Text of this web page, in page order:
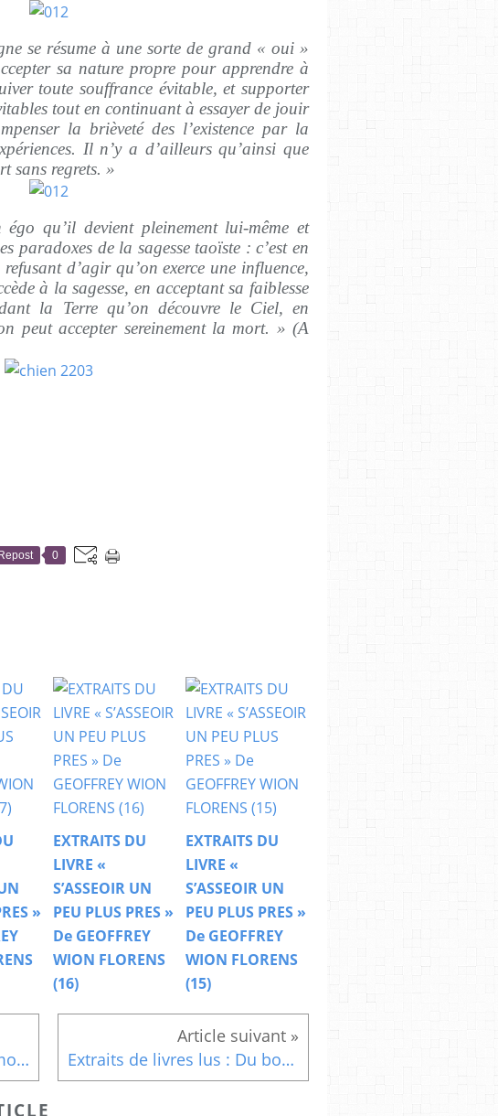
se résume à une sorte de grand « oui »
sa nature propre pour apprendre à
toute souffrance évitable, et supporter
tout en continuant à essayer de jouir
la brièveté des l’existence par la
Il n’y a d’ailleurs qu’ainsi que
sans regrets. »
qu’il devient pleinement lui-même et
paradoxes de la sagesse taoïste : c’est en
d’agir qu’on exerce une influence,
à la sagesse, en acceptant sa faiblesse
la Terre qu’on découvre le Ciel, en
peut accepter sereinement la mort. » (A
0
»
EXTRAITS DU
LIVRE «
S’ASSEOIR UN
PEU PLUS PRES »
De GEOFFREY
WION FLORENS
(16)
EXTRAITS DU
LIVRE «
S’ASSEOIR UN
PEU PLUS PRES »
De GEOFFREY
WION FLORENS
(15)
Citations en images : L\'amour Extraits de livres lus : Du bonheur, un voyage philosophique Epilogue